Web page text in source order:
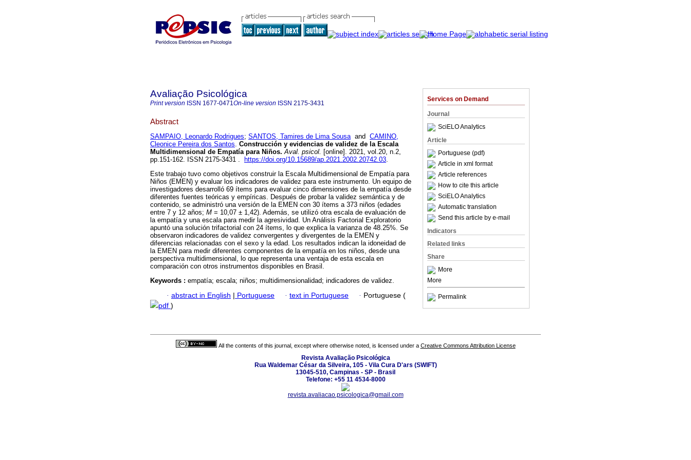
Services on Demand
Journal
SciELO Analytics
Article
Portuguese (pdf)
Article in xml format
Article references
How to cite this article
SciELO Analytics
Automatic translation
Send this article by e-mail
Indicators
Related links
Share
More
More
Permalink
Avaliação Psicológica
Print version ISSN 1677-0471On-line version ISSN 2175-3431
Abstract
SAMPAIO, Leonardo Rodrigues; SANTOS, Tamires de Lima Sousaand CAMINO,
Cleonice Pereira dos Santos. Construcción y evidencias de validez de la Escala
Multidimensional de Empatía para Niños. Aval. psicol. [online]. 2021, vol.20, n.2,
pp.151-162. ISSN 2175-3431 .
https://doi.org/10.15689/ap.2021.2002.20742.03.
Este trabajo tuvo como objetivos construir la Escala Multidimensional de Empatía para
Niños (EMEN) y evaluar los indicadores de validez para este instrumento. Un equipo de
investigadores desarrolló 69 ítems para evaluar cinco dimensiones de la empatía desde
diferentes fuentes teóricas y empíricas. Después de probar la validez semántica y de
contenido, se administró una versión de la EMEN con 30 ítems a 373 niños (edades
entre 7 y 12 años; M = 10,07 ± 1,42). Además, se utilizó otra escala de evaluación de
la empatía y una escala para medir la agresividad. Un Análisis Factorial Exploratorio
apuntó una solución trifactorial con 24 ítems, lo que explica la varianza de 48.25%. Se
observaron indicadores de validez convergentes y divergentes de la EMEN y
diferencias relacionadas con el sexo y la edad. Los resultados indican la idoneidad de
la EMEN para medir diferentes componentes de la empatía en los niños, desde una
perspectiva multidimensional, lo que representa una ventaja de esta escala en
comparación con otros instrumentos disponibles en Brasil.
Keywords : empatía; escala; niños; multidimensionalidad; indicadores de validez.
· abstract in English | Portuguese · text in Portuguese · Portuguese (
pdf )
All the contents of this journal, except where otherwise noted, is licensed under a Creative Commons Attribution License
Revista Avaliação Psicológica
Rua Waldemar César da Silveira, 105 - Vila Cura D'ars (SWIFT)
13045-510, Campinas - SP - Brasil
Telefone: +55 11 4534-8000
revista.avaliacao.psicologica@gmail.com